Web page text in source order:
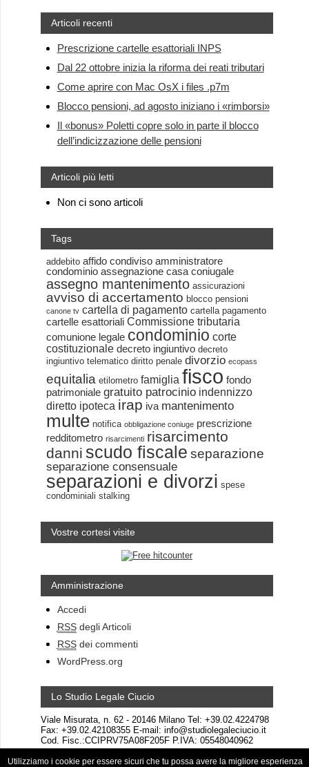
Articoli recenti
Prescrizione cartelle esattoriali INPS
Dal 22 ottobre inizia la riforma dei reati tributari
Come aprire con Mac OsX i files .p7m
Blocco pensioni, ad agosto iniziano i «rimborsi»
Il «bonus» Poletti copre solo in parte il blocco
dell’indicizzazione delle pensioni
Articoli più letti
Non ci sono articoli
Tags
addebito affido condiviso amministratore
condominio assegnazione casa coniugale
assegno mantenimento assicurazioni
avviso di accertamento blocco pensioni
canone tv cartella di pagamento cartella pagamento
cartelle esattoriali Commissione tributaria
comunione legale condominio corte
costituzionale decreto ingiuntivo decreto
ingiuntivo telematico diritto penale divorzio ecopass
equitalia etilometro famiglia fisco fondo
patrimoniale gratuito patrocinio indennizzo
diretto ipoteca irap iva mantenimento
multe notifica obbligazione coniuge prescrizione
redditometro risarcimenti risarcimento
danni scudo fiscale separazione
separazione consensuale
separazioni e divorzi spese
condominiali stalking
Vostre cortesi visite
Amministrazione
Accedi
RSSdegli Articoli
RSSdei commenti
WordPress.org
Lo Studio Legale Ciucio
Viale Misurata, n. 62 - 20146 Milano Tel: +39.02.4224798
Fax: +39.02.42108355 E-mail: info@studiolegaleciucio.it
Cod. Fisc.:CCIPRV75A08F205F P.IVA: 05548040962
Utilizziamo i cookie per essere sicuri che tu possa avere la migliore esperienza